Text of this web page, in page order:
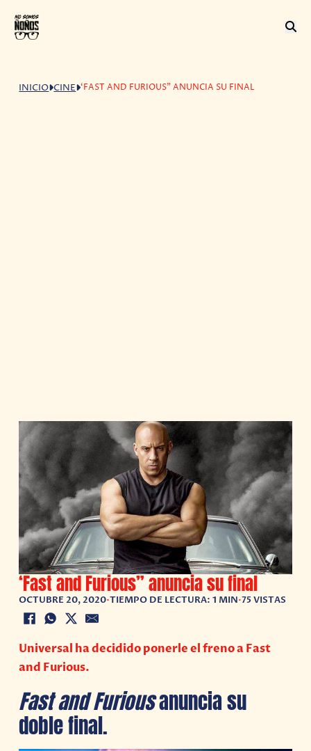
INICIO CINE ‘FAST AND FURIOUS” ANUNCIA SU FINAL
‘Fast and Furious” anuncia su final
OCTUBRE 20, 2020•TIEMPO DE LECTURA: 1 MIN•75 VISTAS
Universal ha decidido ponerle el freno a Fast
and Furious.
Fast and Furiousanuncia su
doble final.